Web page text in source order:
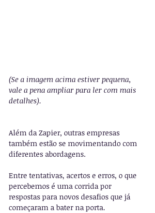
(Se a imagem acima estiver pequena,
vale a pena ampliar para ler com mais
detalhes).
Além da Zapier, outras empresas
também estão se movimentando com
diferentes abordagens.
Entre tentativas, acertos e erros, o que
percebemos é uma corrida por
respostas para novos desafios que já
começaram a bater na porta.